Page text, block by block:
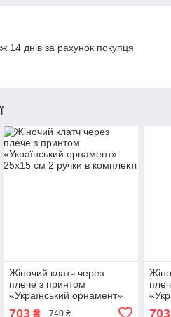
14 днів за рахунок покупця
Жіночий клатч через
плече з принтом
«Український орнамент»
703₴ 740 ₴ 703